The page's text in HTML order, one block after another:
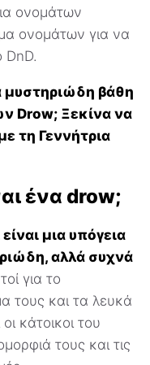
ονομάτων
ονομάτων για να
DnD.
μυστηριώδη βάθη
Drow; Ξεκίνα να
τη Γεννήτρια
ένα drow;
μια υπόγεια
αλλά συχνά
για το
τους και τα λευκά
κάτοικοι του
τους και τις